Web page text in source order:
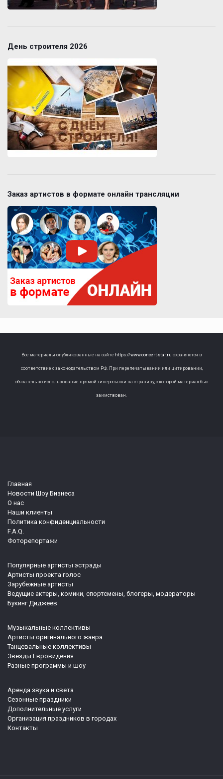
День строителя 2026
Заказ артистов в формате онлайн трансляции
Все материалы опубликованные на сайте https://www.concert-star.ru охраняются в
соответствие с законодательством РФ. При перепечатывании или цитировании,
обязательно использование прямой гиперссылки на страницу, с которой материал был
заимствован.
Главная
Новости Шоу Бизнеса
О нас
Наши клиенты
Политика конфиденциальности
F.A.Q.
Фоторепортажи
Популярные артисты эстрады
Артисты проекта голос
Зарубежные артисты
Ведущие актеры, комики, спортсмены, блогеры, модераторы
Букинг Диджеев
Музыкальные коллективы
Артисты оригинального жанра
Танцевальные коллективы
Звезды Евровидения
Разные программы и шоу
Аренда звука и света
Сезонные праздники
Дополнительные услуги
Организация праздников в городах
Контакты